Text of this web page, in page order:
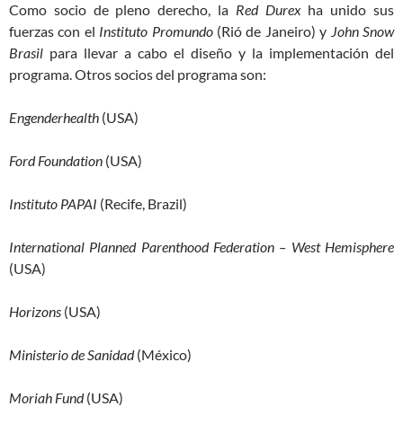
Como socio de pleno derecho, la Red Durexha unido sus
fuerzas con el Instituto Promundo(Rió de Janeiro) y John Snow
Brasil para llevar a cabo el diseño y la implementación del
programa. Otros socios del programa son:
Engenderhealth (USA)
Ford Foundation (USA)
Instituto PAPAI (Recife, Brazil)
International Planned Parenthood Federation – West Hemisphere
(USA)
Horizons (USA)
Ministerio de Sanidad(México)
Moriah Fund(USA)